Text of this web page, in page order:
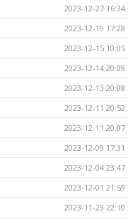
2023-12-27 16:34
2023-12-19 17:28
2023-12-15 10:05
2023-12-14 20:09
2023-12-13 20:08
2023-12-11 20:52
2023-12-11 20:07
2023-12-09 17:31
2023-12-04 23:47
2023-12-01 21:59
2023-11-23 22:10